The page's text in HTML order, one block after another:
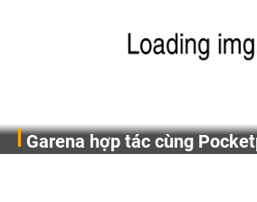
Garena hợp tác cùng